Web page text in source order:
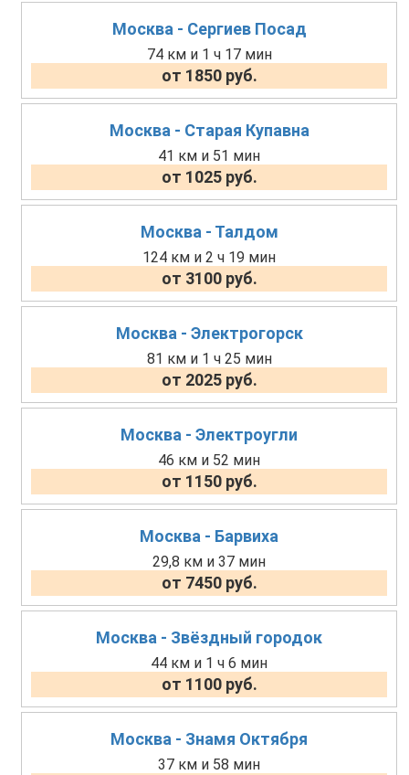
Москва - Сергиев Посад
74 км и 1 ч 17 мин
от 1850 руб.
Москва - Старая Купавна
41 км и 51 мин
от 1025 руб.
Москва - Талдом
124 км и 2 ч 19 мин
от 3100 руб.
Москва - Электрогорск
81 км и 1 ч 25 мин
от 2025 руб.
Москва - Электроугли
46 км и 52 мин
от 1150 руб.
Москва - Барвиха
29,8 км и 37 мин
от 7450 руб.
Москва - Звёздный городок
44 км и 1 ч 6 мин
от 1100 руб.
Москва - Знамя Октября
37 км и 58 мин